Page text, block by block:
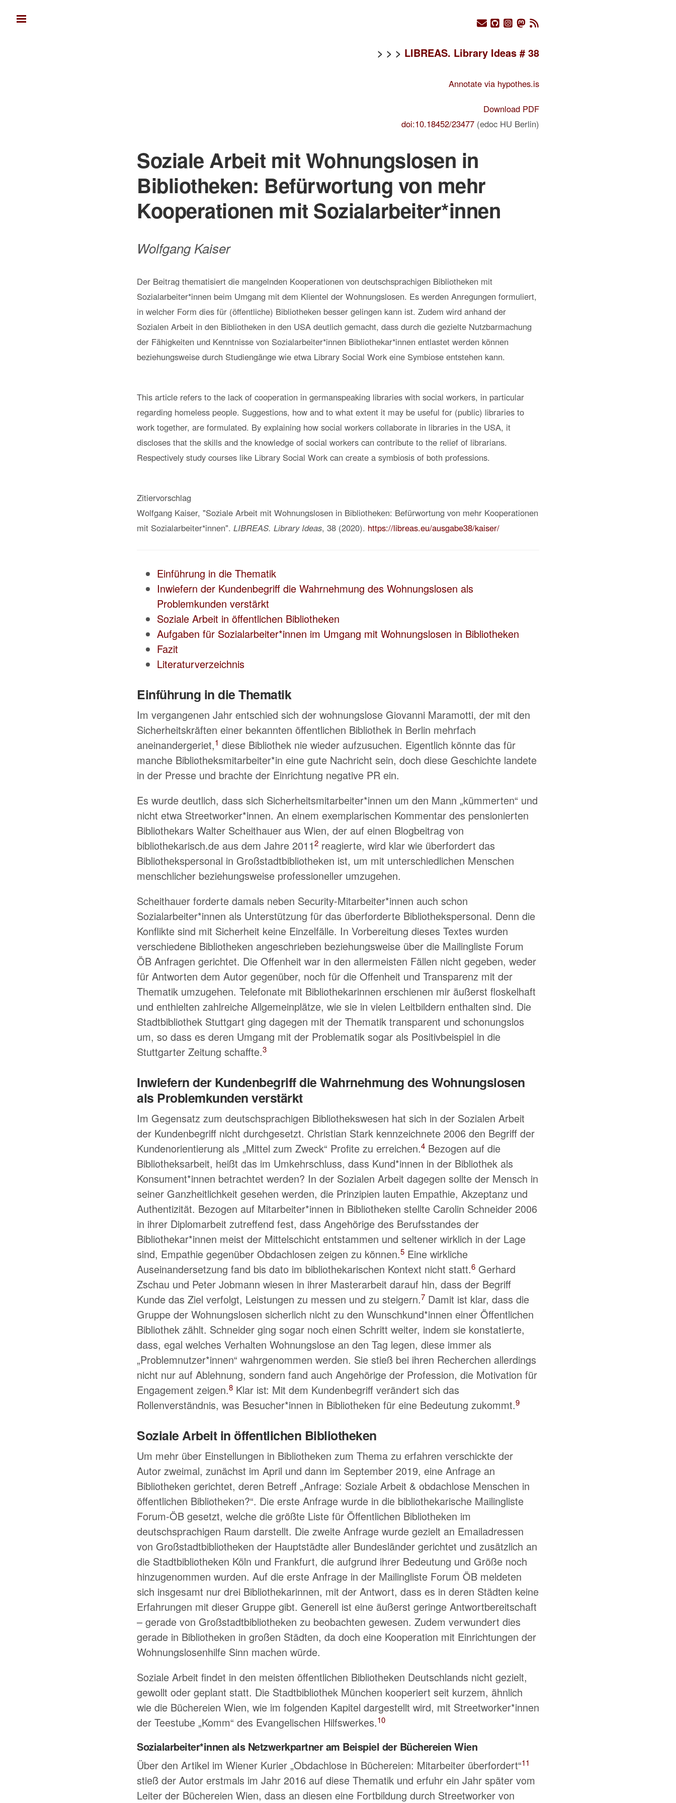
> > > LIBREAS. Library Ideas # 38
Annotate via hypothes.is
Download PDF
doi:10.18452/23477 (edoc HU Berlin)
Soziale Arbeit mit Wohnungslosen in
Bibliotheken: Befürwortung von mehr
Kooperationen mit Sozialarbeiter*innen
Wolfgang Kaiser
Der Beitrag thematisiert die mangelnden Kooperationen von deutschsprachigen Bibliotheken mit
Sozialarbeiter*innen beim Umgang mit dem Klientel der Wohnungslosen. Es werden Anregungen formuliert,
in welcher Form dies für (öffentliche) Bibliotheken besser gelingen kann ist. Zudem wird anhand der
Sozialen Arbeit in den Bibliotheken in den USA deutlich gemacht, dass durch die gezielte Nutzbarmachung
der Fähigkeiten und Kenntnisse von Sozialarbeiter*innen Bibliothekar*innen entlastet werden können
beziehungsweise durch Studiengänge wie etwa Library Social Work eine Symbiose entstehen kann.
This article refers to the lack of cooperation in germanspeaking libraries with social workers, in particular
regarding homeless people. Suggestions, how and to what extent it may be useful for (public) libraries to
work together, are formulated. By explaining how social workers collaborate in libraries in the USA, it
discloses that the skills and the knowledge of social workers can contribute to the relief of librarians.
Respectively study courses like Library Social Work can create a symbiosis of both professions.
Zitiervorschlag
Wolfgang Kaiser, "Soziale Arbeit mit Wohnungslosen in Bibliotheken: Befürwortung von mehr Kooperationen
mit Sozialarbeiter*innen". LIBREAS. Library Ideas, 38 (2020). https://libreas.eu/ausgabe38/kaiser/
Einführung in die Thematik
Inwiefern der Kundenbegriff die Wahrnehmung des Wohnungslosen als
Problemkunden verstärkt
Soziale Arbeit in öffentlichen Bibliotheken
Aufgaben für Sozialarbeiter*innen im Umgang mit Wohnungslosen in Bibliotheken
Fazit
Literaturverzeichnis
Einführung in die Thematik
Im vergangenen Jahr entschied sich der wohnungslose Giovanni Maramotti, der mit den
Sicherheitskräften einer bekannten öffentlichen Bibliothek in Berlin mehrfach
aneinandergeriet,1 diese Bibliothek nie wieder aufzusuchen. Eigentlich könnte das für
manche Bibliotheksmitarbeiter*in eine gute Nachricht sein, doch diese Geschichte landete
in der Presse und brachte der Einrichtung negative PR ein.
Es wurde deutlich, dass sich Sicherheitsmitarbeiter*innen um den Mann kümmerten und
nicht etwa Streetworker*innen. An einem exemplarischen Kommentar des pensionierten
Bibliothekars Walter Scheithauer aus Wien, der auf einen Blogbeitrag von
bibliothekarisch.de aus dem Jahre 20112 reagierte, wird klar wie überfordert das
Bibliothekspersonal in Großstadtbibliotheken ist, um mit unterschiedlichen Menschen
menschlicher beziehungsweise professioneller umzugehen.
Scheithauer forderte damals neben Security-Mitarbeiter*innen auch schon
Sozialarbeiter*innen als Unterstützung für das überforderte Bibliothekspersonal. Denn die
Konflikte sind mit Sicherheit keine Einzelfälle. In Vorbereitung dieses Textes wurden
verschiedene Bibliotheken angeschrieben beziehungsweise über die Mailingliste Forum
ÖB Anfragen gerichtet. Die Offenheit war in den allermeisten Fällen nicht gegeben, weder
für Antworten dem Autor gegenüber, noch für die Offenheit und Transparenz mit der
Thematik umzugehen. Telefonate mit Bibliothekarinnen erschienen mir äußerst floskelhaft
und enthielten zahlreiche Allgemeinplätze, wie sie in vielen Leitbildern enthalten sind. Die
Stadtbibliothek Stuttgart ging dagegen mit der Thematik transparent und schonungslos
um, so dass es deren Umgang mit der Problematik sogar als Positivbeispiel in die
Stuttgarter Zeitung schaffte.3
Inwiefern der Kundenbegriff die Wahrnehmung des Wohnungslosen
als Problemkunden verstärkt
Im Gegensatz zum deutschsprachigen Bibliothekswesen hat sich in der Sozialen Arbeit
der Kundenbegriff nicht durchgesetzt. Christian Stark kennzeichnete 2006 den Begriff der
Kundenorientierung als Mittel zum Zweck Profite zu erreichen.4 Bezogen auf die
Bibliotheksarbeit, heißt das im Umkehrschluss, dass Kund*innen in der Bibliothek als
Konsument*innen betrachtet werden? In der Sozialen Arbeit dagegen sollte der Mensch in
seiner Ganzheitlichkeit gesehen werden, die Prinzipien lauten Empathie, Akzeptanz und
Authentizität. Bezogen auf Mitarbeiter*innen in Bibliotheken stellte Carolin Schneider 2006
in ihrer Diplomarbeit zutreffend fest, dass Angehörige des Berufsstandes der
Bibliothekar*innen meist der Mittelschicht entstammen und seltener wirklich in der Lage
sind, Empathie gegenüber Obdachlosen zeigen zu können.5 Eine wirkliche
Auseinandersetzung fand bis dato im bibliothekarischen Kontext nicht statt.6 Gerhard
Zschau und Peter Jobmann wiesen in ihrer Masterarbeit darauf hin, dass der Begriff
Kunde das Ziel verfolgt, Leistungen zu messen und zu steigern.7 Damit ist klar, dass die
Gruppe der Wohnungslosen sicherlich nicht zu den Wunschkund*innen einer Öffentlichen
Bibliothek zählt. Schneider ging sogar noch einen Schritt weiter, indem sie konstatierte,
dass, egal welches Verhalten Wohnungslose an den Tag legen, diese immer als
Problemnutzer*innen wahrgenommen werden. Sie stieß bei ihren Recherchen allerdings
nicht nur auf Ablehnung, sondern fand auch Angehörige der Profession, die Motivation für
Engagement zeigen.8 Klar ist: Mit dem Kundenbegriff verändert sich das
Rollenverständnis, was Besucher*innen in Bibliotheken für eine Bedeutung zukommt.9
Soziale Arbeit in öffentlichen Bibliotheken
Um mehr über Einstellungen in Bibliotheken zum Thema zu erfahren verschickte der
Autor zweimal, zunächst im April und dann im September 2019, eine Anfrage an
Bibliotheken gerichtet, deren Betreff Anfrage: Soziale Arbeit & obdachlose Menschen in
öffentlichen Bibliotheken? . Die erste Anfrage wurde in die bibliothekarische Mailingliste
Forum-ÖB gesetzt, welche die größte Liste für Öffentlichen Bibliotheken im
deutschsprachigen Raum darstellt. Die zweite Anfrage wurde gezielt an Emailadressen
von Großstadtbibliotheken der Hauptstädte aller Bundesländer gerichtet und zusätzlich an
die Stadtbibliotheken Köln und Frankfurt, die aufgrund ihrer Bedeutung und Größe noch
hinzugenommen wurden. Auf die erste Anfrage in der Mailingliste Forum ÖB meldeten
sich insgesamt nur drei Bibliothekarinnen, mit der Antwort, dass es in deren Städten keine
Erfahrungen mit dieser Gruppe gibt. Generell ist eine äußerst geringe Antwortbereitschaft
– gerade von Großstadtbibliotheken zu beobachten gewesen. Zudem verwundert dies
gerade in Bibliotheken in großen Städten, da doch eine Kooperation mit Einrichtungen der
Wohnungslosenhilfe Sinn machen würde.
Soziale Arbeit findet in den meisten öffentlichen Bibliotheken Deutschlands nicht gezielt,
gewollt oder geplant statt. Die Stadtbibliothek München kooperiert seit kurzem, ähnlich
wie die Büchereien Wien, wie im folgenden Kapitel dargestellt wird, mit Streetworker*innen
der Teestube Komm des Evangelischen Hilfswerkes.10
Sozialarbeiter*innen als Netzwerkpartner am Beispiel der Büchereien Wien
Über den Artikel im Wiener Kurier Obdachlose in Büchereien: Mitarbeiter überfordert 11
stieß der Autor erstmals im Jahr 2016 auf diese Thematik und erfuhr ein Jahr später vom
Leiter der Büchereien Wien, dass an diesen eine Fortbildung durch Streetworker von